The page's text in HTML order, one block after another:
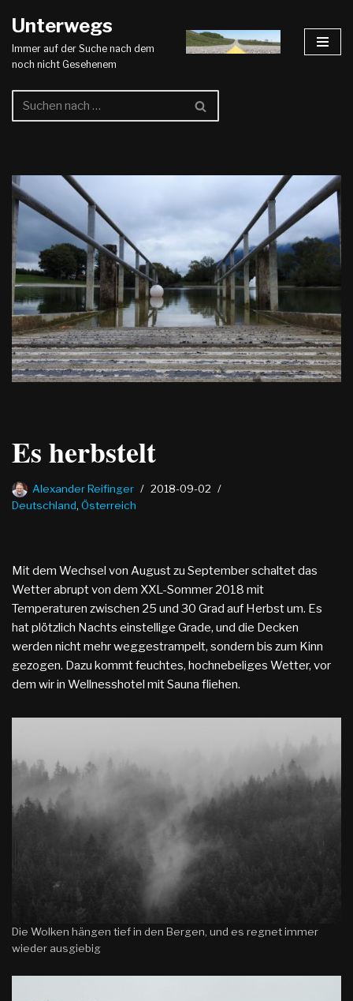
Zum
Inhalt
Unterwegs
Immer auf der Suche nach dem
noch nicht Gesehenem
Es herbstelt
Alexander Reifinger
2018-09-02
Deutschland, Österreich
Mit dem Wechsel von August zu September schaltet das
Wetter abrupt von dem XXL-Sommer 2018 mit
Temperaturen zwischen 25 und 30 Grad auf Herbst um. Es
hat plötzlich Nachts einstellige Grade, und die Decken
werden nicht mehr weggestrampelt, sondern bis zum Kinn
gezogen. Dazu kommt feuchtes, hochnebeliges Wetter, vor
dem wir in Wellnesshotel mit Sauna fliehen.
Die Wolken hängen tief in den Bergen, und es regnet immer
wieder ausgiebig